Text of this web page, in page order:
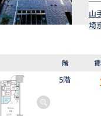
山
埼
階
5階